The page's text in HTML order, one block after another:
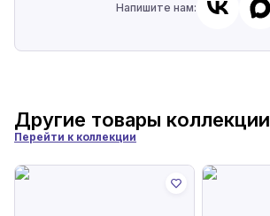
Напишите нам:
Другие товары коллекции
Перейти к коллекции